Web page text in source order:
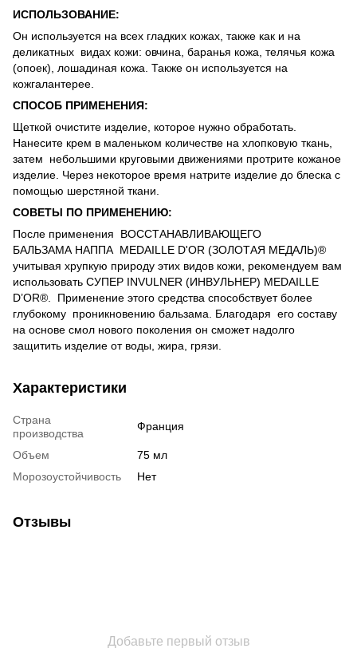
ИСПОЛЬЗОВАНИЕ:
Он используется на всех гладких кожах, также как и на
деликатных видах кожи: овчина, баранья кожа, телячья кожа
(опоек), лошадиная кожа. Также он используется на
кожгалантерее.
СПОСОБ ПРИМЕНЕНИЯ:
Щеткой очистите изделие, которое нужно обработать.
Нанесите крем в маленьком количестве на хлопковую ткань,
затем небольшими круговыми движениями протрите кожаное
изделие. Через некоторое время натрите изделие до блеска с
помощью шерстяной ткани.
СОВЕТЫ ПО ПРИМЕНЕНИЮ:
После применения ВОССТАНАВЛИВАЮЩЕГО
БАЛЬЗАМА НАППА MEDAILLE D'OR (ЗОЛОТАЯ МЕДАЛЬ)®
учитывая хрупкую природу этих видов кожи, рекомендуем вам
использовать СУПЕР INVULNER (ИНВУЛЬНЕР) MEDAILLE
D’OR®. Применение этого средства способствует более
глубокому проникновению бальзама. Благодаря его составу
на основе смол нового поколения он сможет надолго
защитить изделие от воды, жира, грязи.
Характеристики
Страна
производства
Франция
Объем
75 мл
Морозоустойчивость
Нет
Отзывы
Добавьте первый отзыв